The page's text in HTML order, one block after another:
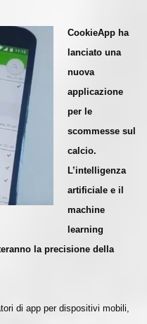
CookieApp ha
lanciato una
nuova
applicazione
per le
scommesse sul
calcio.
L’intelligenza
artificiale e il
machine
learning
la precisione della
di app per dispositivi mobili,